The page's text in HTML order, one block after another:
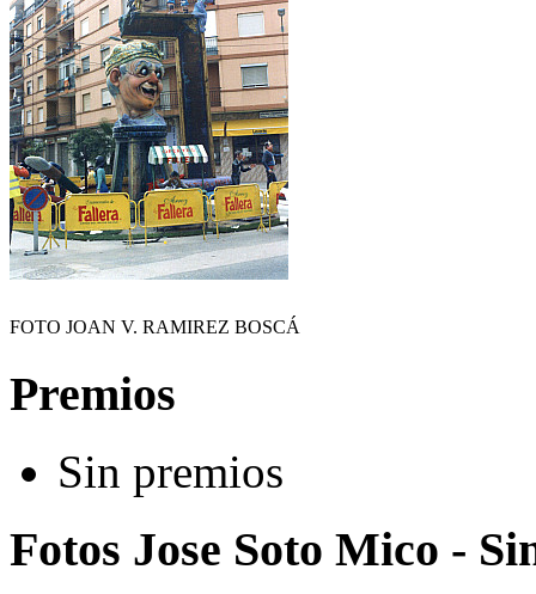
FOTO JOAN V. RAMIREZ BOSCÁ
Premios
Sin premios
Fotos Jose Soto Mico -